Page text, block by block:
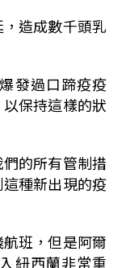
造成數千頭乳
發過口蹄疫疫
保持這樣的狀
的所有管制措
種新出現的疫
班，但是阿爾
紐西蘭非常重